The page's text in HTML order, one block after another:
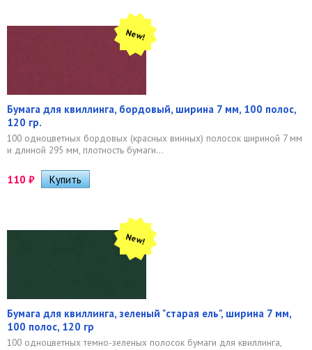
New!
Бумага для квиллинга, бордовый, ширина 7 мм, 100 полос,
120 гр.
100 одноцветных бордовых (красных винных) полосок шириной 7 мм
и длиной 295 мм, плотность бумаги...
110 ₽
New!
Бумага для квиллинга, зеленый "старая ель", ширина 7 мм,
100 полос, 120 гр
100 одноцветных темно-зеленых полосок бумаги для квиллинга,